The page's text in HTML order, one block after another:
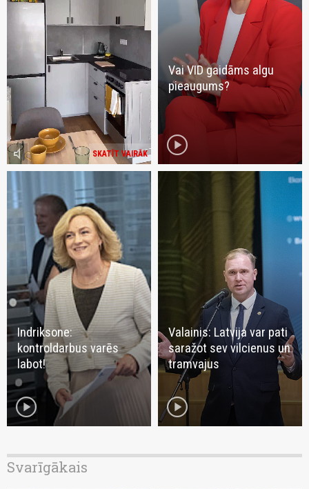
SKATĪT VAIRĀK
volume_mute
Vai VID gaidāms algu
pieaugums?
play_circle
Indriksone:
kontroldarbus varēs
labot!
play_circle
Valainis: Latvija var pati
saražot sev vilcienus un
tramvajus
play_circle
Svarīgākais